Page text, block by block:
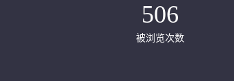
506
被浏览次数